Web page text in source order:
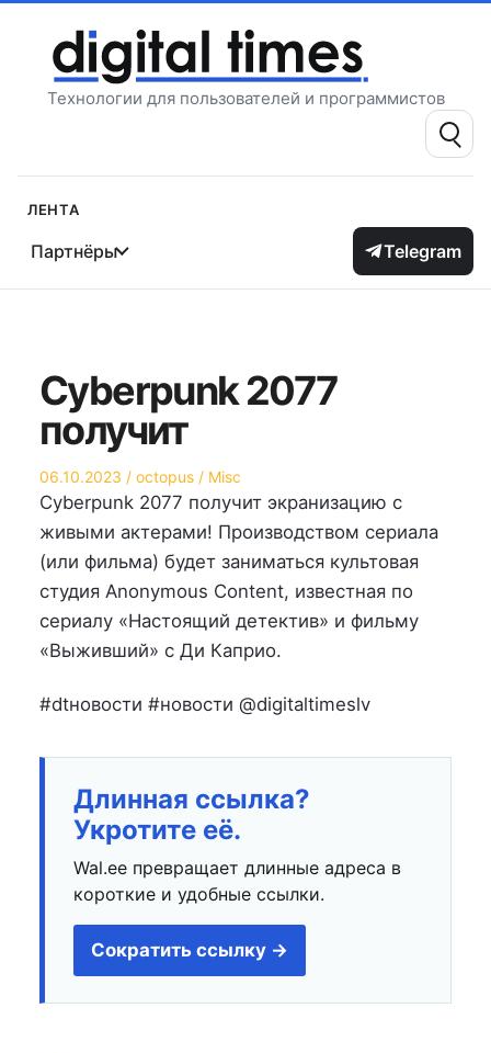
содержимому
Технологии для пользователей и программистов
Поиск:
Лента
Партнёры Telegram
Cyberpunk 2077
получит
Опубликовано
на
06.10.2023 Автор
octopus
Опубликовано
в
Misc
Cyberpunk 2077 получит экранизацию с
живыми актерами! Производством сериала
(или фильма) будет заниматься культовая
студия Anonymous Сontent, известная по
сериалу «Настоящий детектив» и фильму
«Выживший» с Ди Каприо.
#dtновости #новости @digitaltimeslv
Длинная ссылка?
Укротите её.
Wal.ee превращает длинные адреса в
короткие и удобные ссылки.
Сократить ссылку →